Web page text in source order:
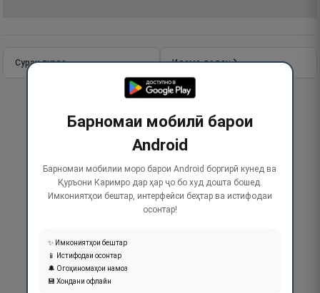
Сураи пурра Идома додан
Барномаи мобилӣ барои
Android
Барномаи мобилии моро барои Android боргирӣ кунед ва
Қуръони Каримро дар ҳар ҷо бо худ дошта бошед.
Имкониятҳои бештар, интерфейси беҳтар ва истифодаи
осонтар!
✨ Имкониятҳои бештар
📱 Истифодаи осонтар
🔔 Огоҳиномаҳои намоз
💾 Хондани офлайн